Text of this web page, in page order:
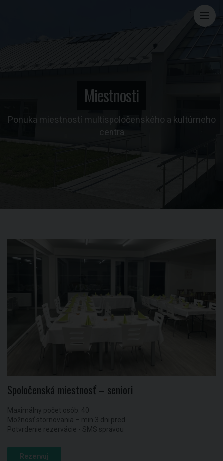
Miestnosti
Ponuka miestností multispoločenského a kultúrneho
centra
Spoločenská miestnosť – seniori
Maximálny počet osôb: 40
Možnosť stornovania – min 3 dni pred
Potvrdenie rezervácie - SMS správou
Rezervuj